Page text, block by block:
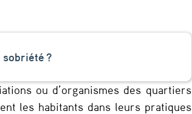
?
ou d’organismes des quartiers
les habitants dans leurs pratiques